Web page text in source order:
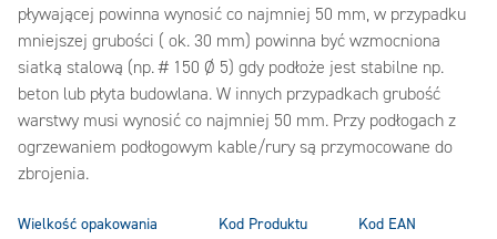
pływającej powinna wynosić co najmniej 50 mm, w przypadku
mniejszej grubości ( ok. 30 mm) powinna być wzmocniona
siatką stalową (np. # 150 Ø 5) gdy podłoże jest stabilne np.
beton lub płyta budowlana. W innych przypadkach grubość
warstwy musi wynosić co najmniej 50 mm. Przy podłogach z
ogrzewaniem podłogowym kable/rury są przymocowane do
zbrojenia.
Wielkość opakowania Kod Produktu Kod EAN